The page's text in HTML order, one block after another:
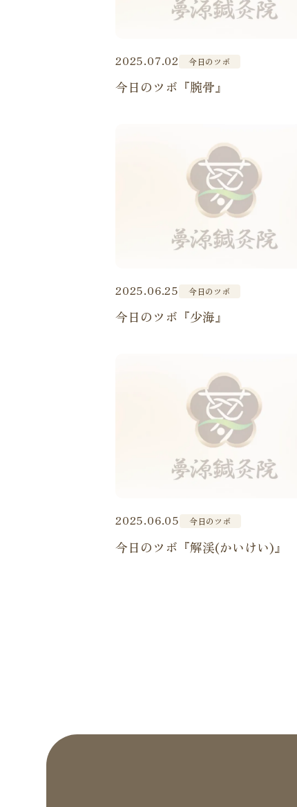
2025.07.02 今日のツボ
今日のツボ『腕骨』
2025.06.25 今日のツボ
今日のツボ『少海』
2025.06.05 今日のツボ
今日のツボ『解渓(かいけい)』